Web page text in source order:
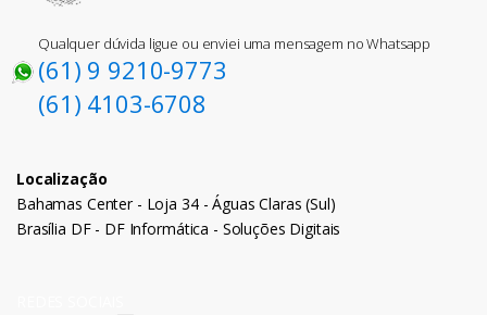
Qualquer dúvida ligue ou enviei uma mensagem no Whatsapp
(61) 9 9210-9773
(61) 4103-6708
Localização
Bahamas Center - Loja 34 - Águas Claras (Sul)
Brasília DF - DF Informática - Soluções Digitais